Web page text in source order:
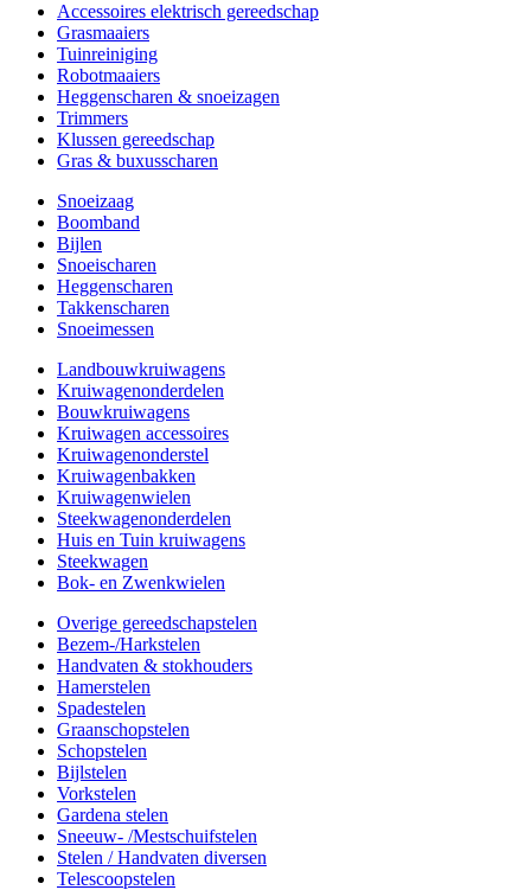
Accessoires elektrisch gereedschap
Grasmaaiers
Tuinreiniging
Robotmaaiers
Heggenscharen & snoeizagen
Trimmers
Klussen gereedschap
Gras & buxusscharen
Snoeizaag
Boomband
Bijlen
Snoeischaren
Heggenscharen
Takkenscharen
Snoeimessen
Landbouwkruiwagens
Kruiwagenonderdelen
Bouwkruiwagens
Kruiwagen accessoires
Kruiwagenonderstel
Kruiwagenbakken
Kruiwagenwielen
Steekwagenonderdelen
Huis en Tuin kruiwagens
Steekwagen
Bok- en Zwenkwielen
Overige gereedschapstelen
Bezem-/Harkstelen
Handvaten & stokhouders
Hamerstelen
Spadestelen
Graanschopstelen
Schopstelen
Bijlstelen
Vorkstelen
Gardena stelen
Sneeuw- /Mestschuifstelen
Stelen / Handvaten diversen
Telescoopstelen